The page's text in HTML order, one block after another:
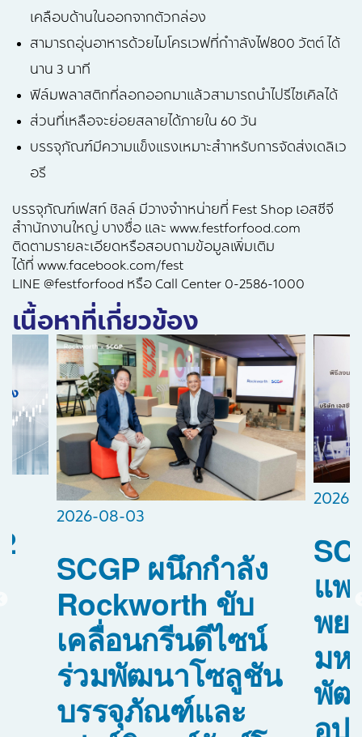
เคลือบด้านในออกจากตัวกล่อง
สามารถอุ่นอาหารด้วยไมโครเวฟที่กำาลังไฟ800 วัตต์ ได้
นาน 3 นาที
ฟิล์มพลาสติกที่ลอกออกมาแล้วสามารถนำไปรีไซเคิลได้
ส่วนที่เหลือจะย่อยสลายได้ภายใน 60 วัน
บรรจุภัณฑ์มีความแข็งแรงเหมาะสำาหรับการจัดส่งเดลิเว
อรี
บรรจุภัณฑ์เฟสท์ ชิลล์ มีวางจำาหน่ายที่ Fest Shop เอสซีจี
สำานักงานใหญ่ บางซื่อ และ www.festforfood.com
ติดตามรายละเอียดหรือสอบถามข้อมูลเพิ่มเติม
ได้ที่ www.facebook.com/fest
LINE @festforfood หรือ Call Center 0-2586-1000
เนื้อหาที่เกี่ยวข้อง
2026-08-03
SCGP ผนึกกำลัง
Rockworth ขับ
เคลื่อนกรีนดีไซน์
ร่วมพัฒนาโซลูชัน
บรรจุภัณฑ์และ
2026-
แพ
พย
มห
พัฒ
อุป